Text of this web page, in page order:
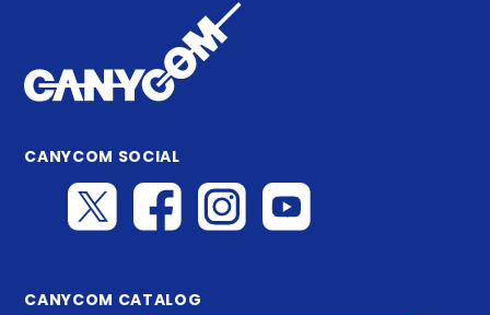
CANYCOM SOCIAL
CANYCOM CATALOG